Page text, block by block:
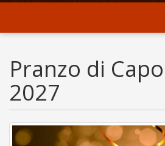
Pranzo di
2027